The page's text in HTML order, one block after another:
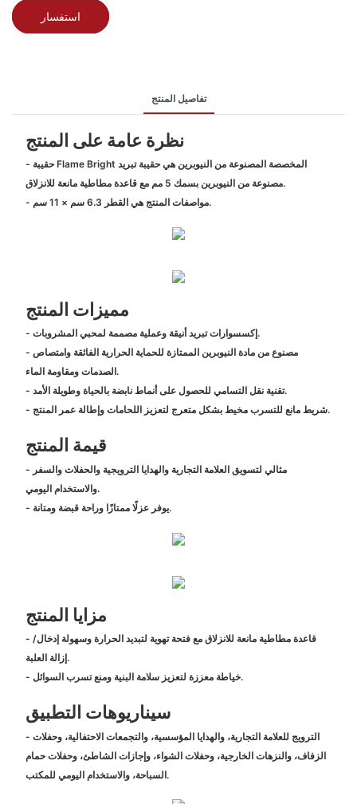
استفسار
تفاصيل المنتج
نظرة عامة على المنتج
- حقيبة Flame Bright المخصصة المصنوعة من النيوبرين هي حقيبة تبريد
مصنوعة من النيوبرين بسمك 5 مم مع قاعدة مطاطية مانعة للانزلاق.
- مواصفات المنتج هي القطر 6.3 سم × 11 سم.
مميزات المنتج
- إكسسوارات تبريد أنيقة وعملية مصممة لمحبي المشروبات.
- مصنوع من مادة النيوبرين الممتازة للحماية الحرارية الفائقة وامتصاص
الصدمات ومقاومة الماء.
- تقنية نقل التسامي للحصول على أنماط نابضة بالحياة وطويلة الأمد.
- شريط مانع للتسرب مخيط بشكل متعرج لتعزيز اللحامات وإطالة عمر المنتج.
قيمة المنتج
- مثالي لتسويق العلامة التجارية والهدايا الترويجية والحفلات والسفر
والاستخدام اليومي.
- يوفر عزلًا ممتازًا وراحة قبضة ومتانة.
مزايا المنتج
- قاعدة مطاطية مانعة للانزلاق مع فتحة تهوية لتبديد الحرارة وسهولة إدخال/
إزالة العلبة.
- خياطة معززة لتعزيز سلامة البنية ومنع تسرب السوائل.
سيناريوهات التطبيق
- الترويج للعلامة التجارية، والهدايا المؤسسية، والتجمعات الاحتفالية، وحفلات
الزفاف، والنزهات الخارجية، وحفلات الشواء، وإجازات الشاطئ، وحفلات حمام
السباحة، والاستخدام اليومي للمكتب.